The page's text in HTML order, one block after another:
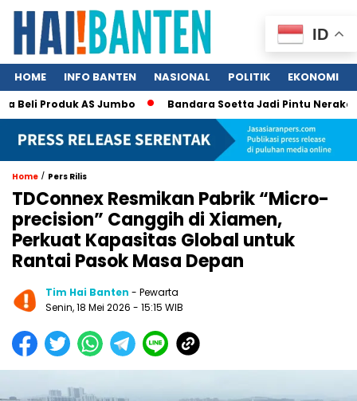
HOME INFO BANTEN NASIONAL POLITIK EKONOMI
Produk AS Jumbo Bandara Soetta Jadi Pintu Neraka
Home / Pers Rilis
TDConnex Resmikan Pabrik “Micro-
precision” Canggih di Xiamen,
Perkuat Kapasitas Global untuk
Rantai Pasok Masa Depan
Tim Hai Banten - Pewarta
Senin, 18 Mei 2026 - 15:15 WIB
ID